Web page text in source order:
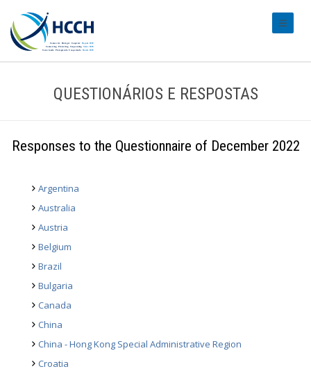
QUESTIONÁRIOS E RESPOSTAS
Responses to the Questionnaire of December 2022
Argentina
Australia
Austria
Belgium
Brazil
Bulgaria
Canada
China
China - Hong Kong Special Administrative Region
Croatia